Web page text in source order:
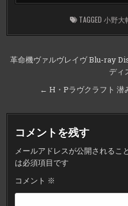
TAGGED 小野大
投
ビ
ゲ
ー
シ
ョ
ン
革命機ヴァルヴレイヴ Blu-ray
ディ
← H・Pラヴクラフト 潜
コメントを残す
メールアドレスが公開されるこ
は必須項目です
コメント ※